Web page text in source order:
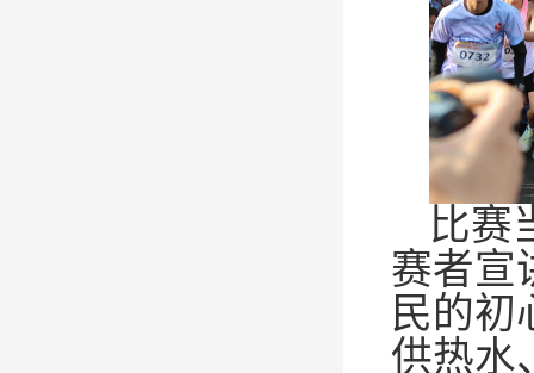
比赛
赛者宣
民的初
供热水